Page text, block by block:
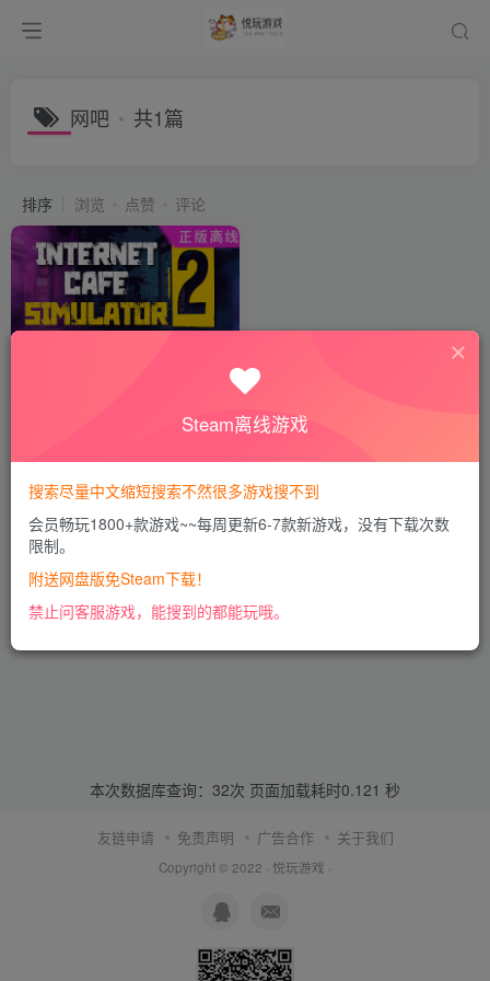
网吧 共1篇
排序 浏览 点赞 评论
本次数据库查询：32次 页面加载耗时0.121 秒
友链申请 免责声明 广告合作 关于我们
Copyright © 2022 · 悦玩游戏 ·
Steam离线游戏
搜索尽量中文缩短搜索不然很多游戏搜不到
会员畅玩1800+款游戏~~每周更新6-7款新游戏，没有下载次数
限制。
附送网盘版免Steam下载！
禁止问客服游戏，能搜到的都能玩哦。